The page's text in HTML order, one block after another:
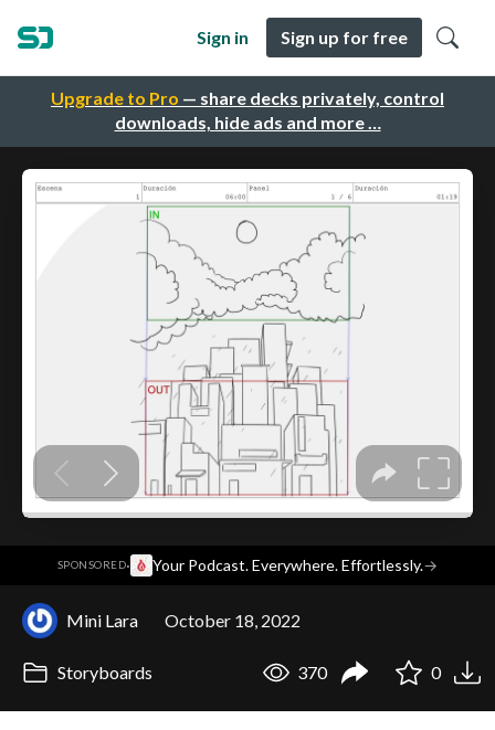
Upgrade to Pro — share decks privately, control
downloads, hide ads and more …
Sign in Sign up for free
SPONSORED· Your Podcast. Everywhere. Effortlessly.→
Mini Lara October 18, 2022
Storyboards 370 0